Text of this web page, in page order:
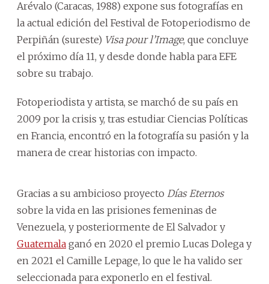
Arévalo (Caracas, 1988) expone sus fotografías en
la actual edición del Festival de Fotoperiodismo de
Perpiñán (sureste) Visa pour l’Image, que concluye
el próximo día 11, y desde donde habla para EFE
sobre su trabajo.
Fotoperiodista y artista, se marchó de su país en
2009 por la crisis y, tras estudiar Ciencias Políticas
en Francia, encontró en la fotografía su pasión y la
manera de crear historias con impacto.
Gracias a su ambicioso proyecto Días Eternos
sobre la vida en las prisiones femeninas de
Venezuela, y posteriormente de El Salvador y
Guatemala ganó en 2020 el premio Lucas Dolega y
en 2021 el Camille Lepage, lo que le ha valido ser
seleccionada para exponerlo en el festival.